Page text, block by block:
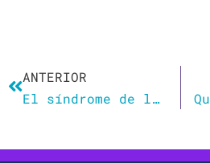
ANTERIOR
El síndrome de las ‘sad beige moms’: la obsesión monocolor que las madres millennial usan en la crianza de sus hijos